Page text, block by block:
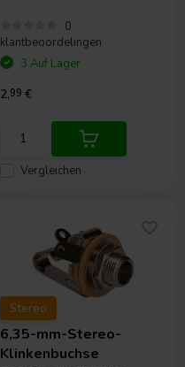
0
klantbeoordelingen
Vergleichen
3 Auf Lager
2,99 €
Stereo
6,35-mm-Stereo-
Klinkenbuchse